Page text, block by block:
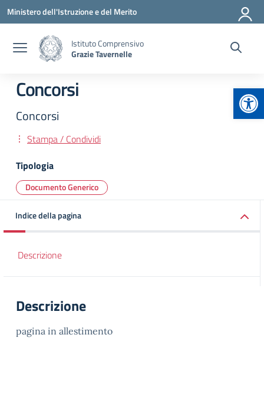
Vai ai contenuti
Vai al menu di navigazione
Vai al footer
Ministero dell'Istruzione e del Merito
Istituto Comprensivo
Grazie Tavernelle
Concorsi
Concorsi
Stampa / Condividi
Tipologia
Documento Generico
Indice della pagina
Descrizione
Descrizione
pagina in allestimento